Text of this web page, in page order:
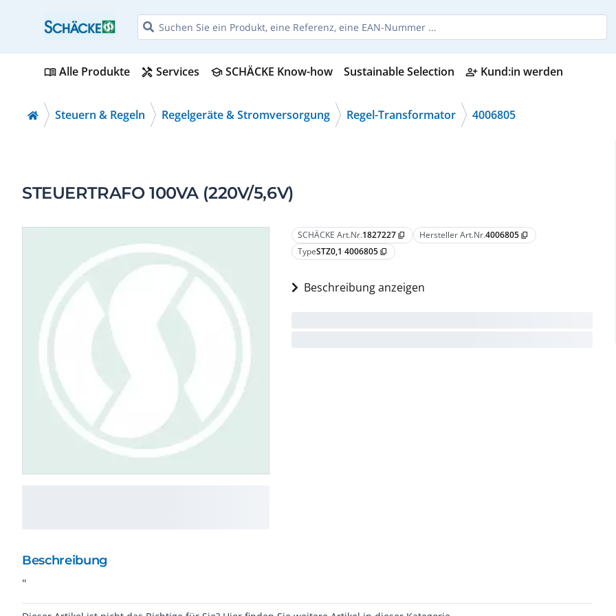
menu_bookAlle Produkte handyman Services schoolSCHÄCKE Know-how Sustainable Selection person_add_alt Kund:in werden
Steuern & Regeln Regelgeräte & Stromversorgung Regel-Transformator 4006805
STEUERTRAFO 100VA (220V/5,6V)
SCHÄCKE Art.Nr.1827227 content_copy Hersteller Art.Nr.4006805 content_copy
TypeSTZ0,1 4006805 content_copy
Beschreibung anzeigen
Beschreibung
"